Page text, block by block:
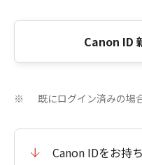
Canon ID
※ 既にログイン済みの場
Canon IDをお持